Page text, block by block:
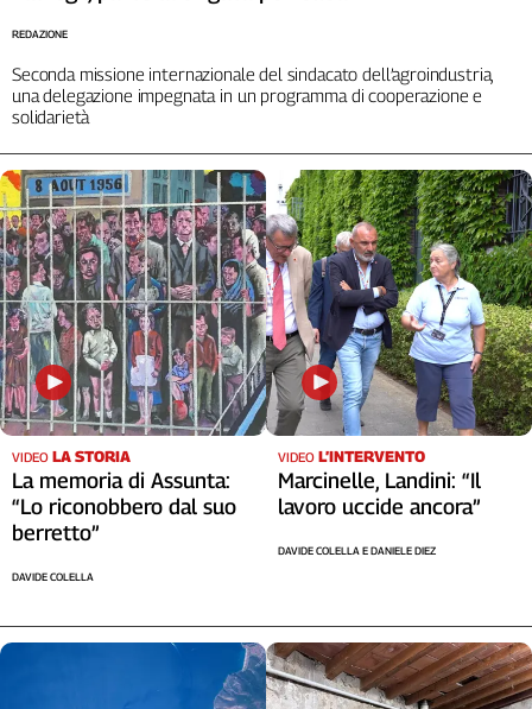
Archivio
Storico
2014
Cerca
Contatti
La
redazione
Newsletter
Social
Seconda missione internazionale del sindacato dell’agroindustria,
una delegazione impegnata in un programma di cooperazione e
solidarietà
REDAZIONE
VIDEO LA STORIA
La memoria di Assunta:
“Lo riconobbero dal suo
berretto”
DAVIDE COLELLA
VIDEO L’INTERVENTO
Marcinelle, Landini: “Il
lavoro uccide ancora”
DAVIDE COLELLA E DANIELE DIEZ